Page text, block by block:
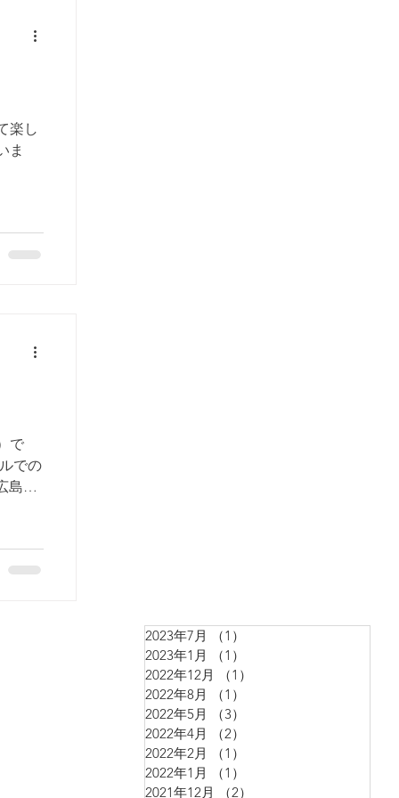
楽し
ま
で
での
島県
2023年7月 （1）
2023年1月
（1）
2022年12月
（1）
2022年8月
（1）
2022年5月
（3）
2022年4月
（2）
2022年2月
（1）
2022年1月
（1）
2021年12月
（2）